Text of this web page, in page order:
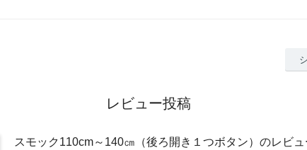
レビュー投稿
スモック110cm～140㎝（後ろ開き１つボタン）のレビュ